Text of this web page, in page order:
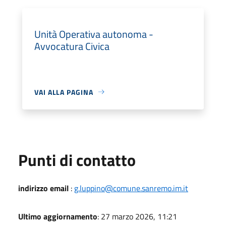
Unità Operativa autonoma -
Avvocatura Civica
VAI ALLA PAGINA
Punti di contatto
indirizzo email : g.luppino@comune.sanremo.im.it
Ultimo aggiornamento: 27 marzo 2026, 11:21